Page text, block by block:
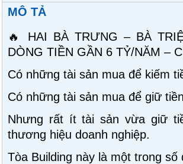
MÔ TẢ
🔥 HAI BÀ TRƯNG – BÀ
DÒNG TIỀN GẦN 6 TỶ/NĂM –
Có những tài sản mua để kiếm
Có những tài sản mua để giữ
Nhưng rất ít tài sản vừa giữ
thương hiệu doanh nghiệp.
Tòa Building này là một trong số